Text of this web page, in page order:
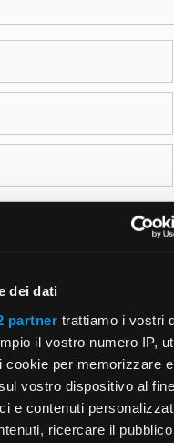
dei dati
partner trattiamo i vostri
il vostro numero IP,
cookie per memorizzare
vostro dispositivo al
e contenuti
ricercare il
prossima volta che